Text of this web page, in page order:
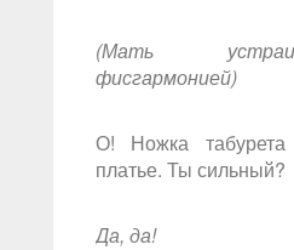
(Мать
фисгармонией)
О! Ножка
платье. Ты сильный?
Да, да!